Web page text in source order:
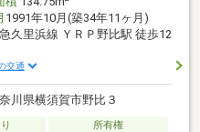
1991年10月(築34年11ヶ月)
久里浜線 ＹＲＰ野比駅 徒歩12
交通
川県横須賀市野比３
所有権